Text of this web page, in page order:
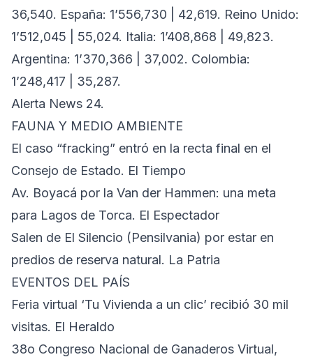
36,540. España: 1’556,730 | 42,619. Reino Unido:
1’512,045 | 55,024. Italia: 1’408,868 | 49,823.
Argentina: 1’370,366 | 37,002. Colombia:
1’248,417 | 35,287.
Alerta News 24.
FAUNA Y MEDIO AMBIENTE
El caso “fracking” entró en la recta final en el
Consejo de Estado. El Tiempo
Av. Boyacá por la Van der Hammen: una meta
para Lagos de Torca. El Espectador
Salen de El Silencio (Pensilvania) por estar en
predios de reserva natural. La Patria
EVENTOS DEL PAÍS
Feria virtual ‘Tu Vivienda a un clic’ recibió 30 mil
visitas. El Heraldo
38o Congreso Nacional de Ganaderos Virtual,